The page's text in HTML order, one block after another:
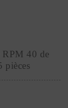
RPM 40 de
pièces